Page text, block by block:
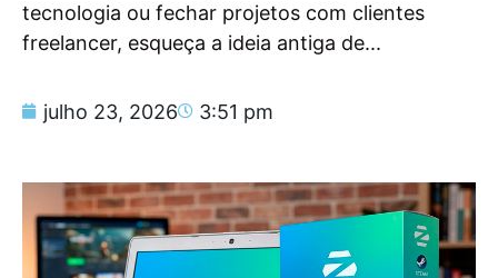
tecnologia ou fechar projetos com clientes
freelancer, esqueça a ideia antiga de...
julho 23, 2026 3:51 pm